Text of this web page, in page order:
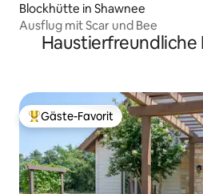
Blockhütte in Shawnee
Ausflug mit Scar und Bee
Beliebter Gäste-Favorit.
Gäste-Favorit